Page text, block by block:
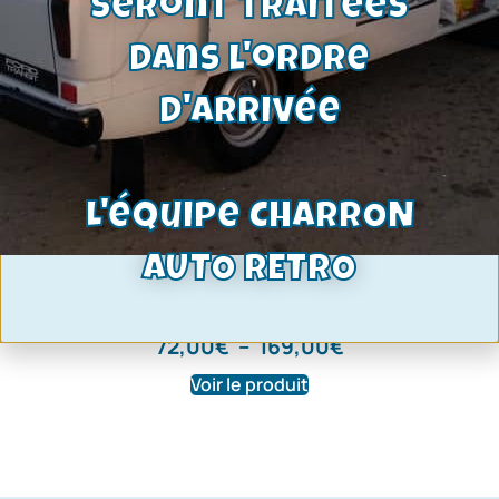
Segmentation pour 4 pistons moteur
Kent a partir de 08/70 | Epaisseur 1.6
72,00€–169,00€
Voir le produit
seront traitées
dans l'ordre
d'arrivée
L'équipe CHARRON
AUTO RETRO